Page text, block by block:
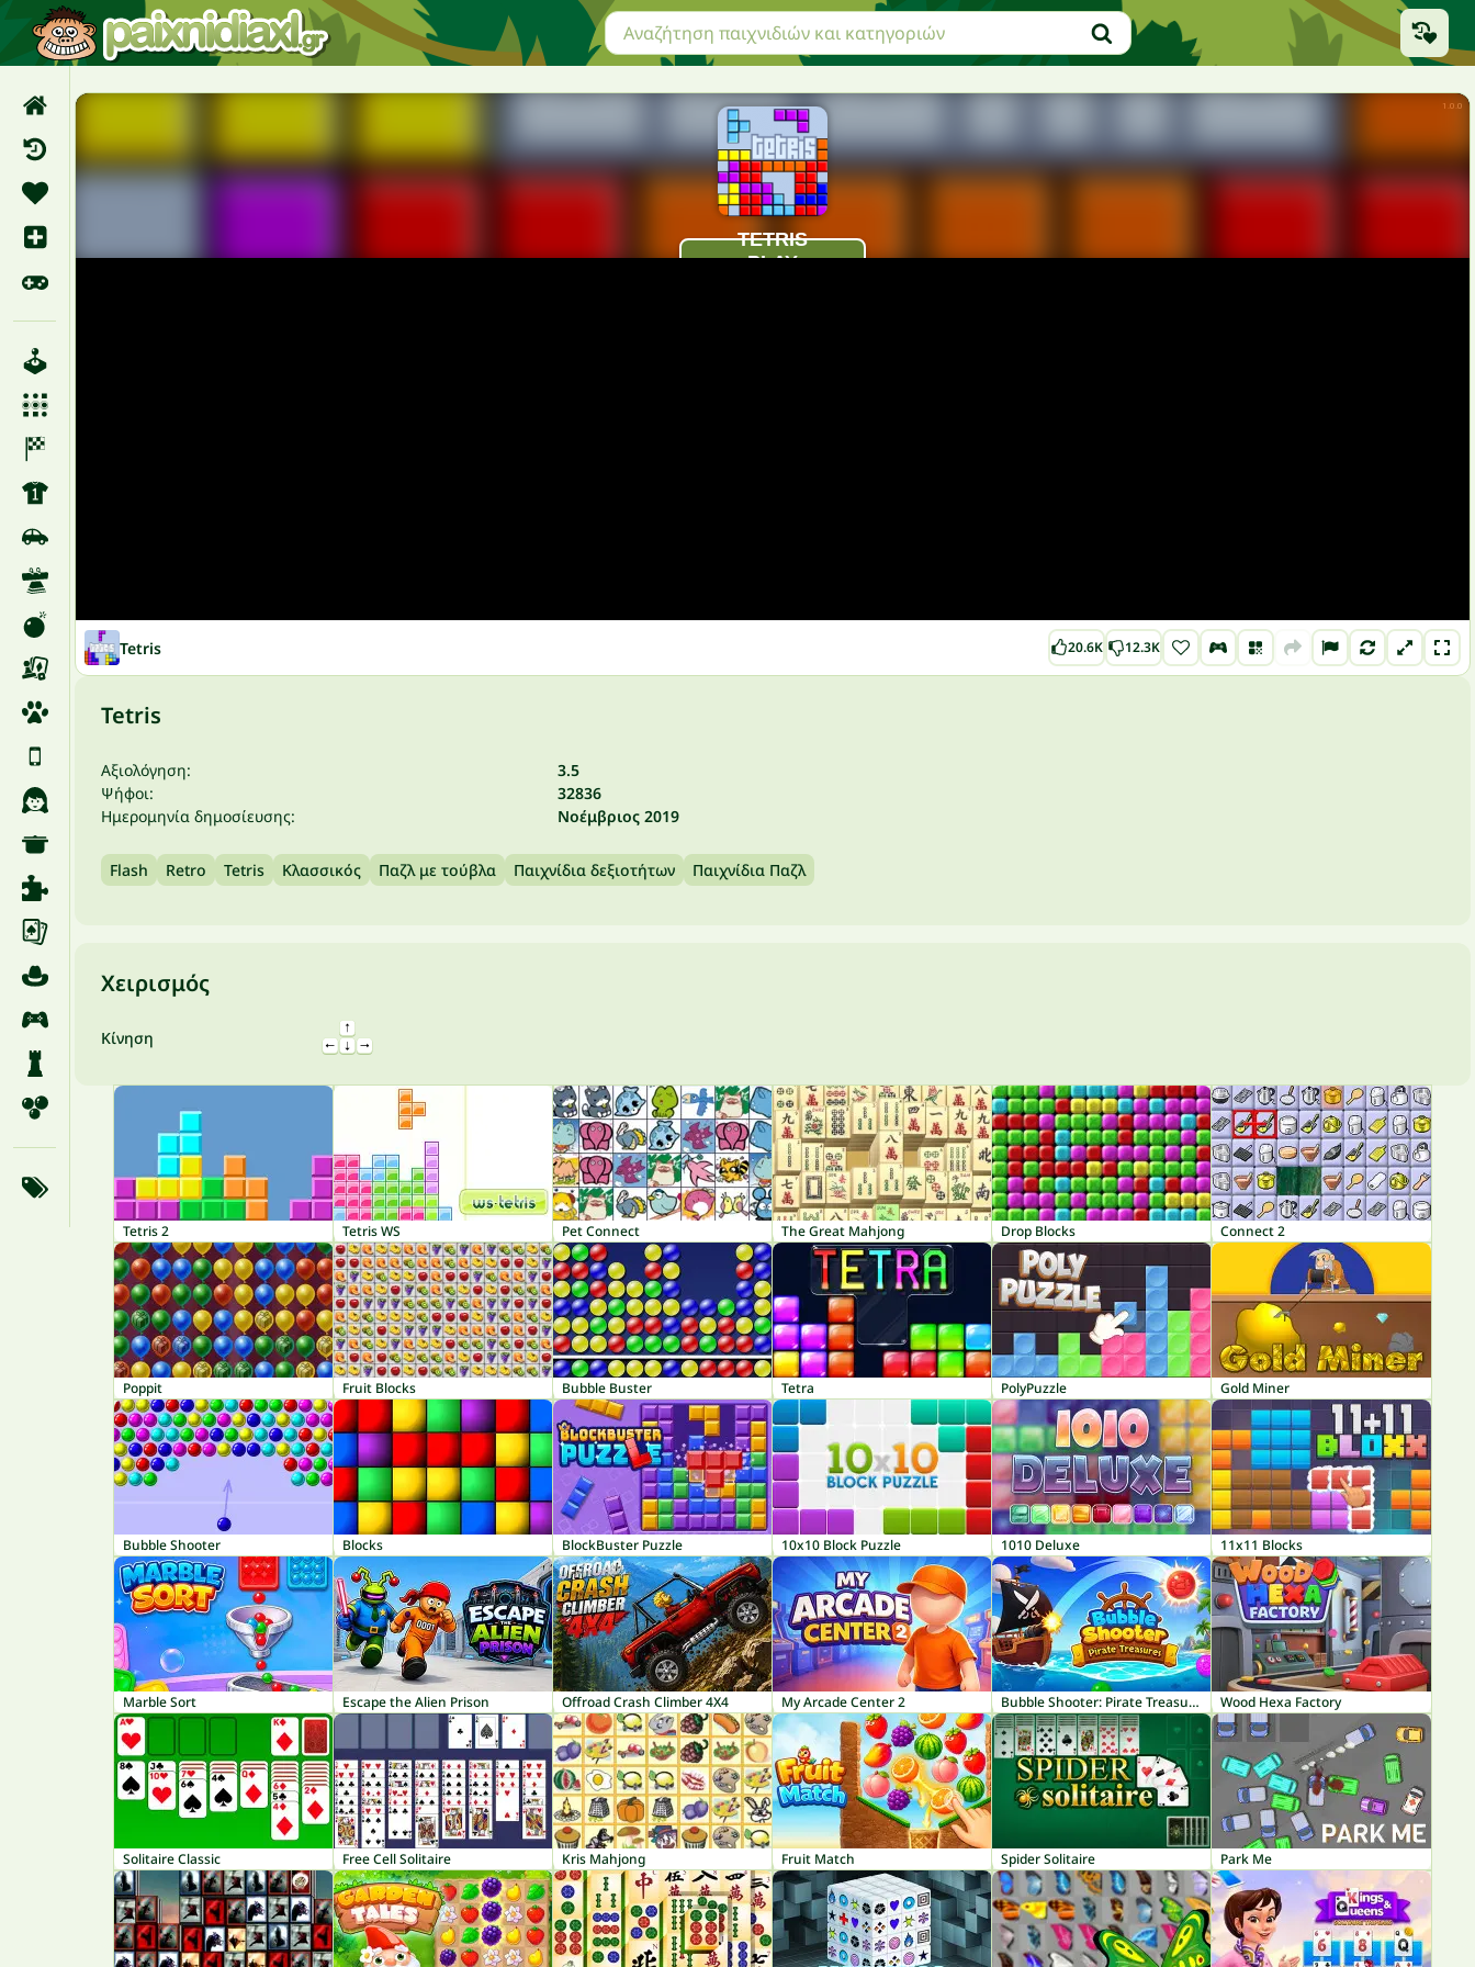
Tetris 20.6K 12.3K
Tetris
Αξιολόγηση:
3.5
Ψήφοι:
32836
Ημερομηνία δημοσίευσης:
Νοέμβριος 2019
Flash Retro Tetris Κλασσικός Παζλ με τούβλα Παιχνίδια δεξιοτήτων Παιχνίδια Παζλ
Χειρισμός
Κίνηση
Tetris 2 Tetris WS Pet Connect The Great Mahjong Drop Blocks Connect 2
Poppit Fruit Blocks Bubble Buster Tetra PolyPuzzle Gold Miner
Bubble Shooter Blocks BlockBuster Puzzle 10x10 Block Puzzle 1010 Deluxe 11x11 Blocks
Marble Sort Escape the Alien Prison Offroad Crash Climber 4X4 My Arcade Center 2 Bubble Shooter: Pirate Treasures Wood Hexa Factory
Solitaire Classic Free Cell Solitaire Kris Mahjong Fruit Match Spider Solitaire Park Me